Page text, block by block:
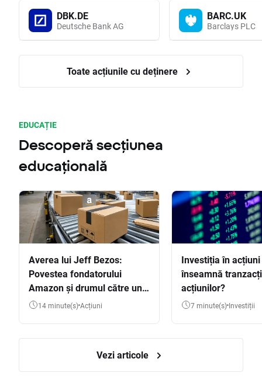
DBK.DE
Deutsche Bank AG
BARC.UK
Barclays PLC
Toate acțiunile cu deținere
EDUCAȚIE
Descoperă secțiunea
educațională
Averea lui Jeff Bezos:
Povestea fondatorului
Amazon și drumul către una
dintre cele mai mari averi
14 minute(s) Acțiuni
Investiția în
înseamnă
acțiunilor?
7 minute(s) Investiții
Vezi articole